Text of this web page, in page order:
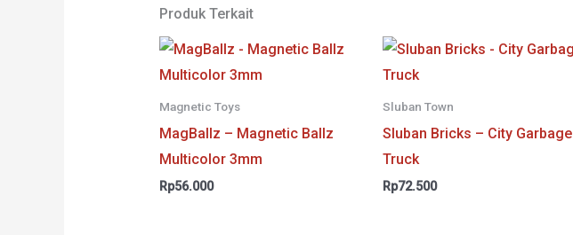
Produk Terkait
Magnetic Toys
MagBallz – Magnetic Ballz
Multicolor 3mm
Rp56.000
Sluban Town
Sluban Bricks – City Garbage
Truck
Rp72.500